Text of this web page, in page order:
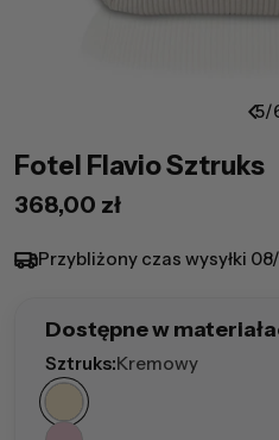
5/
Fotel Flavio Sztruks
Cena
368,00 zł
Przybliżony czas wysyłki
Dostępne w
Sztruks:Kremowy